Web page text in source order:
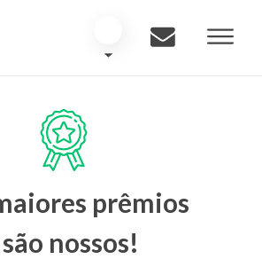
prêmios
são nossos!